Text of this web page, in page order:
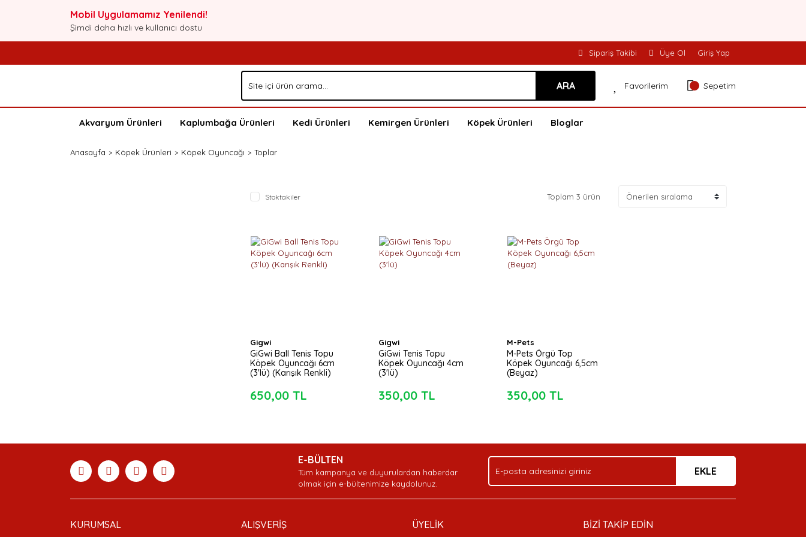
Mobil Uygulamamız Yenilendi!
Şimdi daha hızlı ve kullanıcı dostu
Sipariş Takibi Üye Ol Giriş Yap
ARA Favorilerim Sepetim
Akvaryum Ürünleri Kaplumbağa Ürünleri Kedi Ürünleri Kemirgen Ürünleri Köpek Ürünleri Bloglar
Anasayfa Köpek Ürünleri Köpek Oyuncağı Toplar
Stoktakiler Toplam 3 ürün
Gigwi
GiGwi Ball Tenis Topu
Köpek Oyuncağı 6cm
(3'lü) (Karışık Renkli)
650,00 TL
Gigwi
GiGwi Tenis Topu
Köpek Oyuncağı 4cm
(3'lü)
350,00 TL
M-Pets
M-Pets Örgü Top
Köpek Oyuncağı 6,5cm
(Beyaz)
350,00 TL
E-BÜLTEN
Tüm kampanya ve duyurulardan haberdar
olmak için e-bültenimize kaydolunuz.
EKLE
KURUMSAL ALIŞVERİŞ ÜYELİK BİZİ TAKİP EDİN